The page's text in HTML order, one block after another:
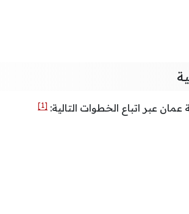
عبر اتباع الخطوات التالية: [1]